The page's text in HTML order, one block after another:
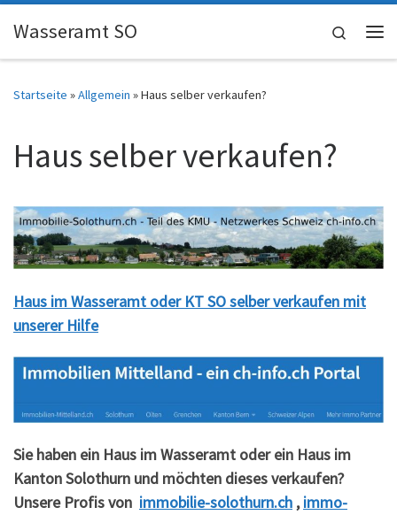
Skip to content
Wasseramt SO
Search
Startseite »Allgemein »Haus selber verkaufen?
Haus selber verkaufen?
Haus im Wasseramt oder KT SO selber verkaufen mit
unserer Hilfe
Sie haben ein Haus im Wasseramt oder ein Haus im
Kanton Solothurn und möchten dieses verkaufen?
Unsere Profis von immobilie-solothurn.ch ,immo-